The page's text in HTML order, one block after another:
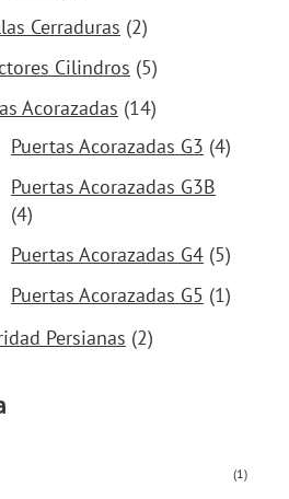
Cerraduras (2)
Cilindros (5)
Acorazadas (14)
Puertas Acorazadas G3 (4)
Puertas Acorazadas G3B
(4)
Puertas Acorazadas G4 (5)
Puertas Acorazadas G5 (1)
Persianas (2)
(1)